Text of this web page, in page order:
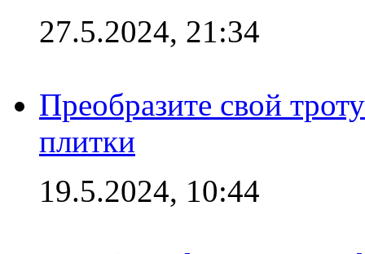
27.5.2024, 21:34
Преобразите свой
плитки
19.5.2024, 10:44